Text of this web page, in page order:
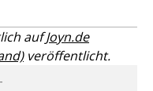
aufJoyn.de
veröffentlicht.